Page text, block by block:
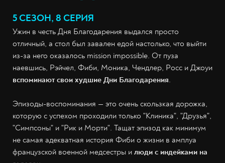
5 СЕЗОН, 8 СЕРИЯ
Ужин в честь Дня Благодарения выдался просто
отличный, а стол был завален едой настолько, что выйти
из-за него оказалось mission impossible. От пуза
наевшись, Рэйчел, Фиби, Моника, Чендлер, Росс и Джоуи
вспоминают свои худшие Дни Благодарения.
Эпизоды-воспоминания — это очень скользкая дорожка,
которую с успехом проходили только "Клиника", "Друзья",
"Симпсоны" и "Рик и Морти". Тащат эпизод как минимум
не самая адекватная история Фиби о жизни в амплуа
французской военной медсестры и люди с индейками на